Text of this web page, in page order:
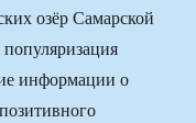
озёр Самарской
информации о